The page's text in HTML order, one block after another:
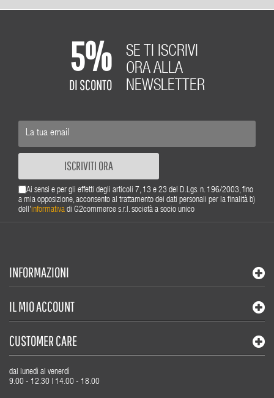
5%
DI SCONTO
SE TI ISCRIVI
ORA ALLA
NEWSLETTER
ISCRIVITI ORA
Ai sensi e per gli effetti degli articoli 7, 13 e 23 del D.Lgs. n. 196/2003, fino
a mia opposizione, acconsento al trattamento dei dati personali per la finalità b)
dell'informativa di G2commerce s.r.l. società a socio unico
INFORMAZIONI
IL MIO ACCOUNT
CUSTOMER CARE
dal lunedì al venerdì
9.00 - 12.30 | 14.00 - 18.00